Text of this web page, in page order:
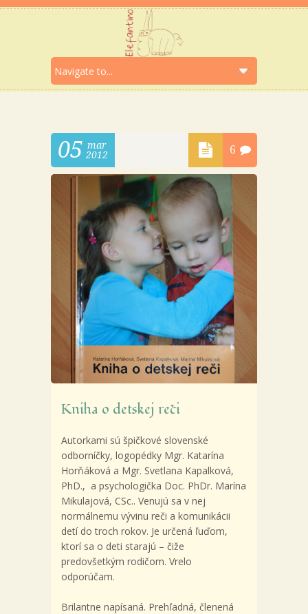
05 mar
2012
6
Kniha o detskej reči
Autorkami sú špičkové slovenské
odborníčky, logopédky Mgr. Katarína
Horňáková a Mgr. Svetlana Kapalková,
PhD., a psychologička Doc. PhDr. Marína
Mikulajová, CSc.. Venujú sa v nej
normálnemu vývinu reči a komunikácii
detí do troch rokov. Je určená ľuďom,
ktorí sa o deti starajú – čiže
predovšetkým rodičom. Vrelo
odporúčam.
Brilantne napísaná. Prehľadná, členená